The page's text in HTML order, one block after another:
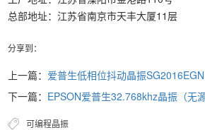
总部地址：江苏省南京市天丰大厦11层
分享到：
上一篇： 爱普生低相位抖动晶振SG2016EGN：
下一篇： EPSON爱普生32.768khz晶振（无
可编程晶振